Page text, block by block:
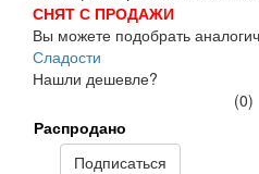
СНЯТ С ПРОДАЖИ
Вы можете подобрать
Сладости
Нашли дешевле?
(0)
Распродано
Подписаться